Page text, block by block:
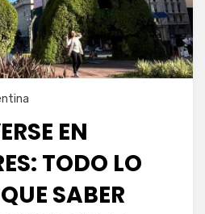
EN
TODO LO
SABER